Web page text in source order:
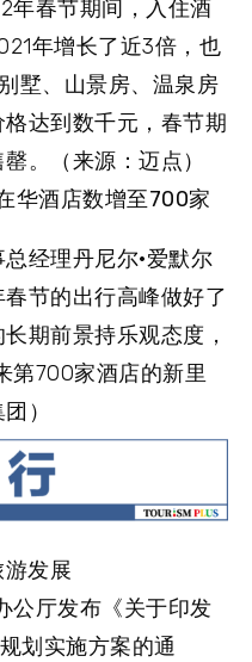
年春节期间，入住酒
年增长了近3倍，也
墅、山景房、温泉房
达到数千元，春节期
。（来源：迈点）
华酒店数增至700家
经理丹尼尔·爱默尔
节的出行高峰做好了
期前景持乐观态度，
第700家酒店的新里
）
发展
公厅发布《关于印发
划实施方案的通